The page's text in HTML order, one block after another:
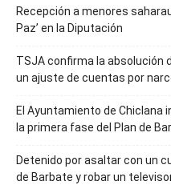
Recepción a menores
Paz’ en la Diputación
TSJA confirma la absolución
un ajuste de cuentas por
El Ayuntamiento de Chiclana
la primera fase del Plan de
Detenido por asaltar con un
de Barbate y robar un